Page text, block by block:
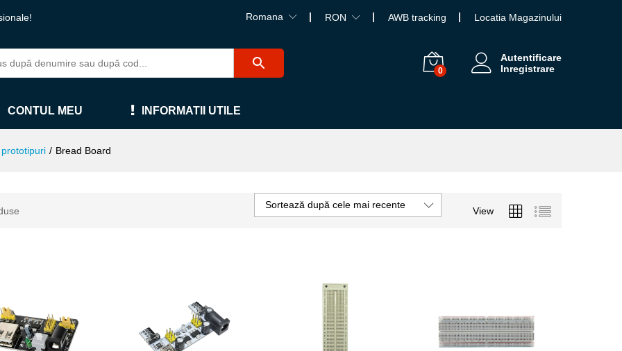
Romana RON AWB tracking Locatia Magazinului
0
Autentificare
Inregistrare
CONTUL MEU INFORMATII UTILE
/ Bread Board
View
Sortează după cele mai recente